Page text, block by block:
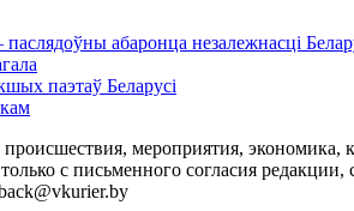
абаронца незалежнасці
паэтаў Беларусі
мероприятия, экономика,
с письменного согласия